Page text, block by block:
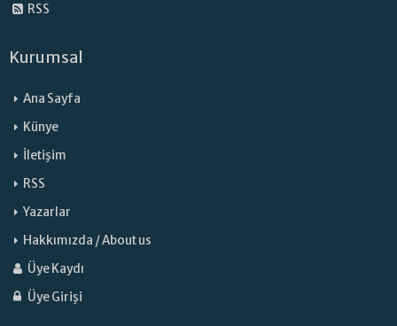
RSS
Kurumsal
Ana Sayfa
Künye
İletişim
RSS
Yazarlar
Hakkımızda / About us
Üye Kaydı
Üye Girişi